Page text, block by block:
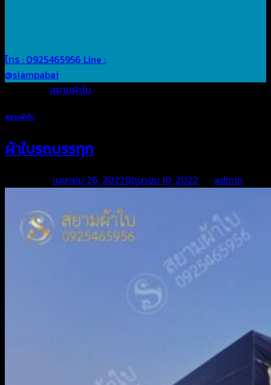
โทร : 0925465956 Line :
@siampabai
สยามผ้าใบ
สยามผ้าใบ
ผ้าใบรถบรรทุก
เมษายน 26, 2022มิถุนายน 10, 2022 admin